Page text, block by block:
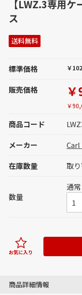
【LWZ.3専用
ス
送料無料
標準価格 ￥
販売価格
￥
商品コード
メーカー Carl
在庫数量 取り
数量
通常
お気に入り
商品詳細情報